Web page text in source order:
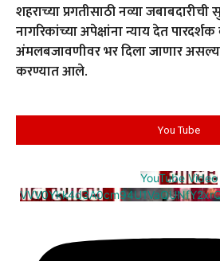
शहराच्या प्रगतीसाठी नव्या
नागरिकांच्या अपेक्षांना न्याय देत
अंमलबजावणीवर भर दिला जाणार
करण्यात आले.
You Tube
YouTube Video